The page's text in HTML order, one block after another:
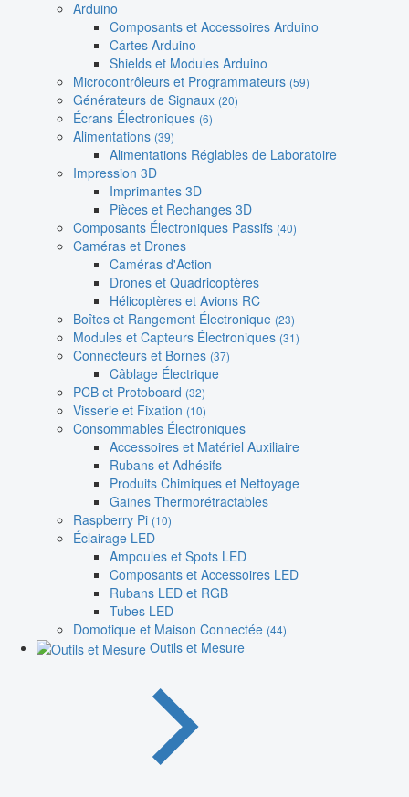
Arduino
Composants et Accessoires Arduino
Cartes Arduino
Shields et Modules Arduino
Microcontrôleurs et Programmateurs (59)
Générateurs de Signaux (20)
Écrans Électroniques (6)
Alimentations (39)
Alimentations Réglables de Laboratoire
Impression 3D
Imprimantes 3D
Pièces et Rechanges 3D
Composants Électroniques Passifs (40)
Caméras et Drones
Caméras d'Action
Drones et Quadricoptères
Hélicoptères et Avions RC
Boîtes et Rangement Électronique (23)
Modules et Capteurs Électroniques (31)
Connecteurs et Bornes (37)
Câblage Électrique
PCB et Protoboard (32)
Visserie et Fixation (10)
Consommables Électroniques
Accessoires et Matériel Auxiliaire
Rubans et Adhésifs
Produits Chimiques et Nettoyage
Gaines Thermorétractables
Raspberry Pi (10)
Éclairage LED
Ampoules et Spots LED
Composants et Accessoires LED
Rubans LED et RGB
Tubes LED
Domotique et Maison Connectée (44)
Outils et Mesure